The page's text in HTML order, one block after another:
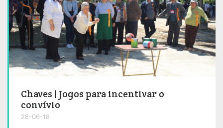
Chaves | Jogos para incentivar o
convívio
28-06-18